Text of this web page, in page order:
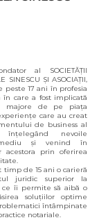
al SOCIETĂȚII
SINESCU ȘI ASOCIAȚII,
17 ani în profesia
care a fost implicată
majore de pe piața
care au creat
de business al
înțelegând nevoile
și venind în
acestora prin oferirea
timp de 15 ani o carieră
juridic superior la
ce îi permite să aibă o
soluțiilor optime
întâmpinate
notariale.